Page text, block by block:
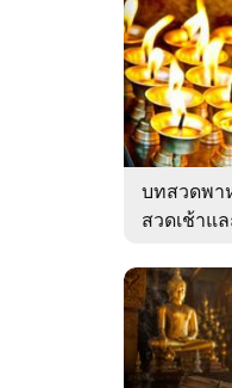
บทสวดพา
สวดเช้าแ